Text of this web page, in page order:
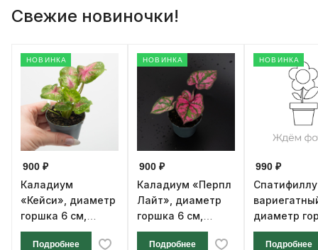
Свежие новиночки!
НОВИНКА
900 ₽
Каладиум
«Кейси», диаметр
горшка 6 см,
высота 12 см
Подробнее
НОВИНКА
900 ₽
Каладиум «Перпл
Лайт», диаметр
горшка 6 см,
высота 12 см
Подробнее
НОВИНКА
990 ₽
диаметр
см, высота
Подробнее